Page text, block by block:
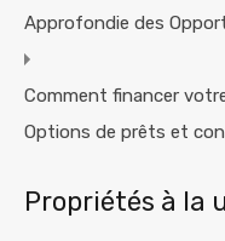
Approfondie des
Comment financer
Options de prêts et
Propriétés à la